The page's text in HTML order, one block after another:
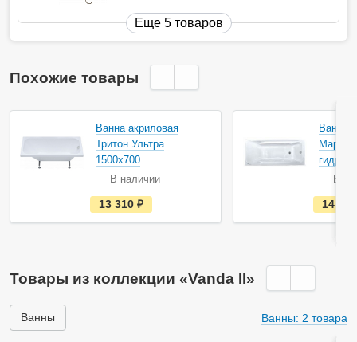
Еще 5 товаров
Похожие товары
Ванна акриловая
Тритон Ультра
1500х700
В наличии
е
с
т
л
13 310
Ванна
В
14
Товары из коллекции «Vanda II»
Ванны Ванны: 2 товара